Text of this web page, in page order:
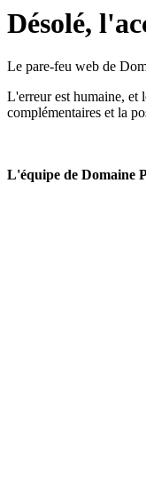
Désolé,
Le pare-feu web de
L'erreur est humaine, et
complémentaires et la
L'équipe de Domaine